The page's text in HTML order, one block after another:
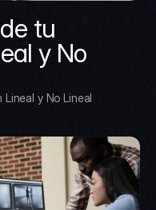
tu
y No
y No Lineal